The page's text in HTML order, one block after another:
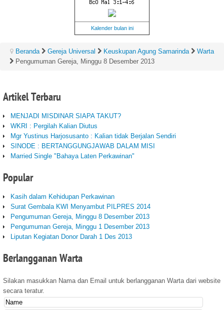
Kalender bulan ini
Beranda Gereja Universal Keuskupan Agung Samarinda
Warta
Pengumuman Gereja, Minggu 8 Desember 2013
ArtikelTerbaru
MENJADI MISDINAR SIAPA TAKUT?
WKRI : Pergilah Kalian Diutus
Mgr Yustinus Harjosusanto : Kalian tidak Berjalan Sendiri
SINODE : BERTANGGUNGJAWAB DALAM MISI
Married Single "Bahaya Laten Perkawinan"
Popular
Kasih dalam Kehidupan Perkawinan
Surat Gembala KWI Menyambut PILPRES 2014
Pengumuman Gereja, Minggu 8 Desember 2013
Pengumuman Gereja, Minggu 1 Desember 2013
Liputan Kegiatan Donor Darah 1 Des 2013
Berlangganan Warta
Silakan masukkan Nama dan Email untuk berlangganan Warta dari website
secara teratur.